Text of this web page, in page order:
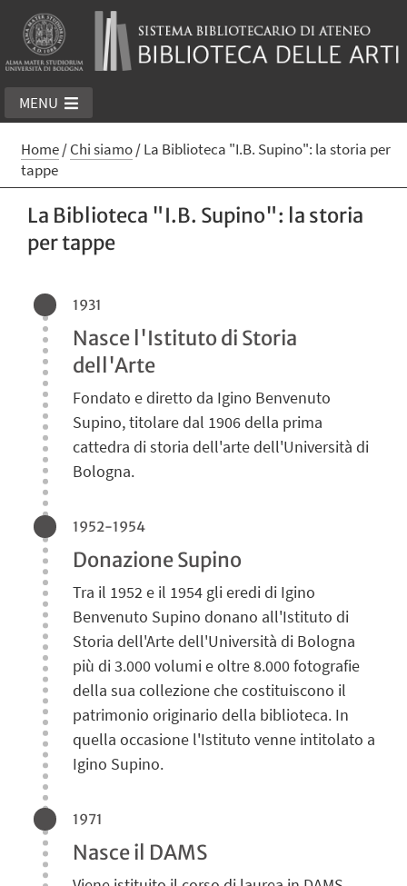
MENU
Home/Chi siamo/La Biblioteca "I.B. Supino": la storia per
tappe
La Biblioteca "I.B. Supino": la storia
per tappe
1931
Nasce l'Istituto di Storia
dell'Arte
Fondato e diretto da Igino Benvenuto
Supino, titolare dal 1906 della prima
cattedra di storia dell'arte dell'Università di
Bologna.
1952-1954
Donazione Supino
Tra il 1952 e il 1954 gli eredi di Igino
Benvenuto Supino donano all'Istituto di
Storia dell'Arte dell'Università di Bologna
più di 3.000 volumi e oltre 8.000 fotografie
della sua collezione che costituiscono il
patrimonio originario della biblioteca. In
quella occasione l'Istituto venne intitolato a
Igino Supino.
1971
Nasce il DAMS